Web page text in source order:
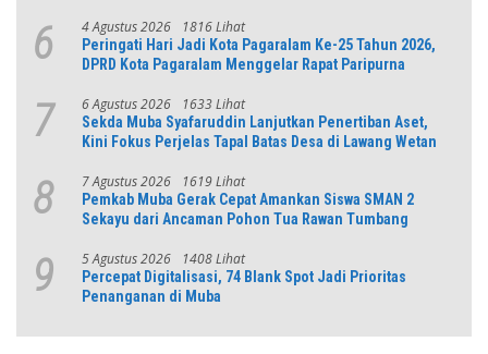
6 4 Agustus 2026 1816 Lihat
Peringati Hari Jadi Kota Pagaralam Ke-25 Tahun 2026,
DPRD Kota Pagaralam Menggelar Rapat Paripurna
7 6 Agustus 2026 1633 Lihat
Sekda Muba Syafaruddin Lanjutkan Penertiban Aset,
Kini Fokus Perjelas Tapal Batas Desa di Lawang Wetan
8 7 Agustus 2026 1619 Lihat
Pemkab Muba Gerak Cepat Amankan Siswa SMAN 2
Sekayu dari Ancaman Pohon Tua Rawan Tumbang
9 5 Agustus 2026 1408 Lihat
Percepat Digitalisasi, 74 Blank Spot Jadi Prioritas
Penanganan di Muba